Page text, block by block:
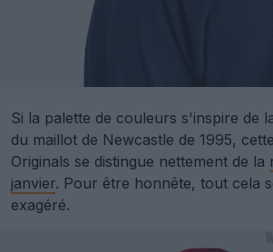
Si la palette de couleurs s'inspire de
du maillot de Newcastle de 1995,
Originals se distingue nettement de la
janvier. Pour être honnête, tout cela
exagéré.